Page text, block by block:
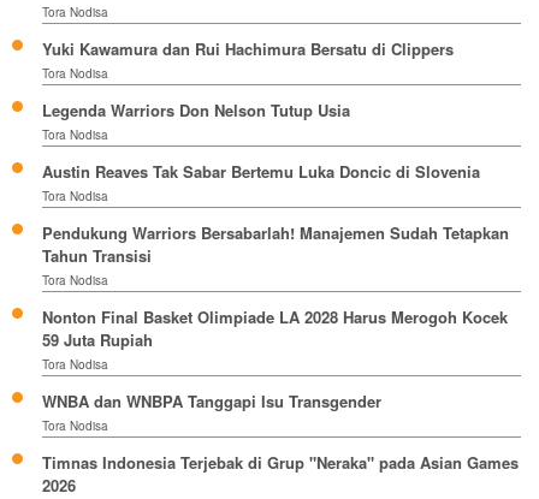
Tora Nodisa
Yuki Kawamura dan Rui Hachimura Bersatu di Clippers
Tora Nodisa
Legenda Warriors Don Nelson Tutup Usia
Tora Nodisa
Austin Reaves Tak Sabar Bertemu Luka Doncic di Slovenia
Tora Nodisa
Pendukung Warriors Bersabarlah! Manajemen Sudah Tetapkan
Tahun Transisi
Tora Nodisa
Nonton Final Basket Olimpiade LA 2028 Harus Merogoh Kocek
59 Juta Rupiah
Tora Nodisa
WNBA dan WNBPA Tanggapi Isu Transgender
Tora Nodisa
Timnas Indonesia Terjebak di Grup "Neraka" pada Asian Games
2026